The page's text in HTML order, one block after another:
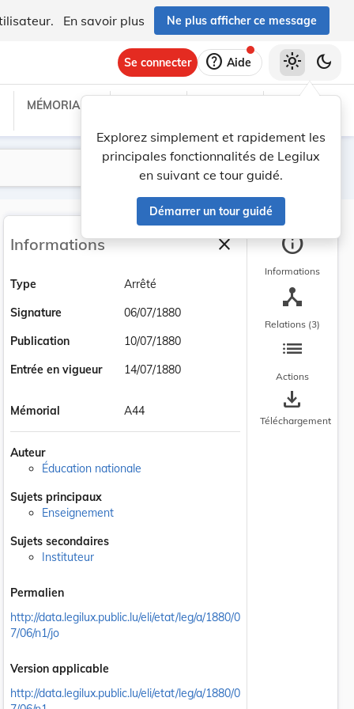
En savoir plus Ne plus afficher ce message
Se connecter help Aide
Explorez simplement et rapidement les
principales fonctionnalités de Legilux
en suivant ce tour guidé.
Démarrer un tour guidé
light_mode dark_mode
MÉMORIAL C
Lancer la recherche
Filtres
Informations closeFermer la barre
Type
Arrêté
Signature
06/07/1880
Publication
10/07/1880
Entrée en vigueur
14/07/1880
Mémorial A44
Auteur
Éducation nationale
Sujets principaux
Enseignement
Sujets secondaires
Instituteur
Permalien
http://data.legilux.public.lu/eli/etat/leg/a/1880/0
7/06/n1/jo
Version applicable
http://data.legilux.public.lu/eli/etat/leg/a/1880/0
info
Informations
device_hub
Relations (3)
list
Actions
save_alt
Téléchargement